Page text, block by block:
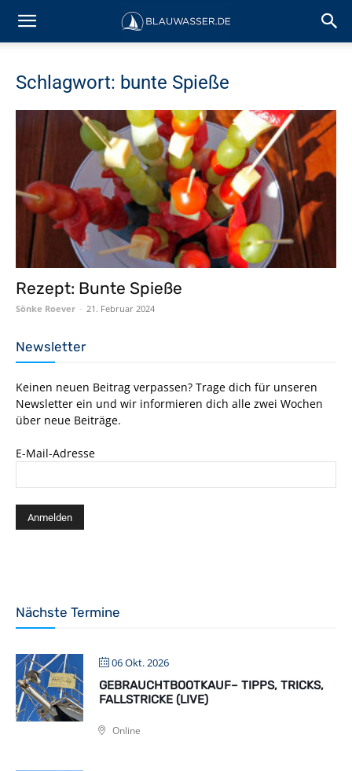
Schlagwort: bunte Spieße
Rezept: Bunte Spieße
Sönke Roever - 21. Februar 2024
Newsletter
Keinen neuen Beitrag verpassen? Trage dich für unseren
Newsletter ein und wir informieren dich alle zwei Wochen
über neue Beiträge.
E-Mail-Adresse
Nächste Termine
06 Okt. 2026
GEBRAUCHTBOOTKAUF– TIPPS, TRICKS,
FALLSTRICKE (LIVE)
Online